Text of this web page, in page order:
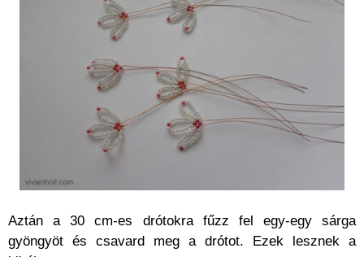
Aztán a 30 cm-es drótokra fűzz fel egy-egy sárga
gyöngyöt és csavard meg a drótot. Ezek lesznek a